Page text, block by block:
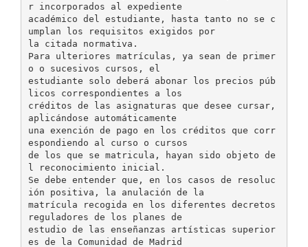
r incorporados al expediente
académico del estudiante, hasta tanto no se c
umplan los requisitos exigidos por
la citada normativa.
Para ulteriores matrículas, ya sean de primer
o o sucesivos cursos, el
estudiante solo deberá abonar los precios púb
licos correspondientes a los
créditos de las asignaturas que desee cursar,
aplicándose automáticamente
una exención de pago en los créditos que corr
espondiendo al curso o cursos
de los que se matricula, hayan sido objeto de
l reconocimiento inicial.
Se debe entender que, en los casos de resoluc
ión positiva, la anulación de la
matrícula recogida en los diferentes decretos
reguladores de los planes de
estudio de las enseñanzas artísticas superior
es de la Comunidad de Madrid